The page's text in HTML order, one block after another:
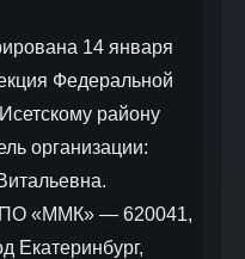
14 января
Федеральной
району
организации:
«ММК» — 620041,
Екатеринбург,